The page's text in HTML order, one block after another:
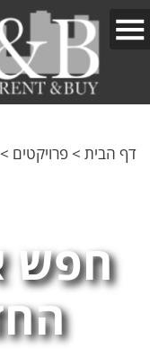
דף הבית > פרויקטים >
חפש